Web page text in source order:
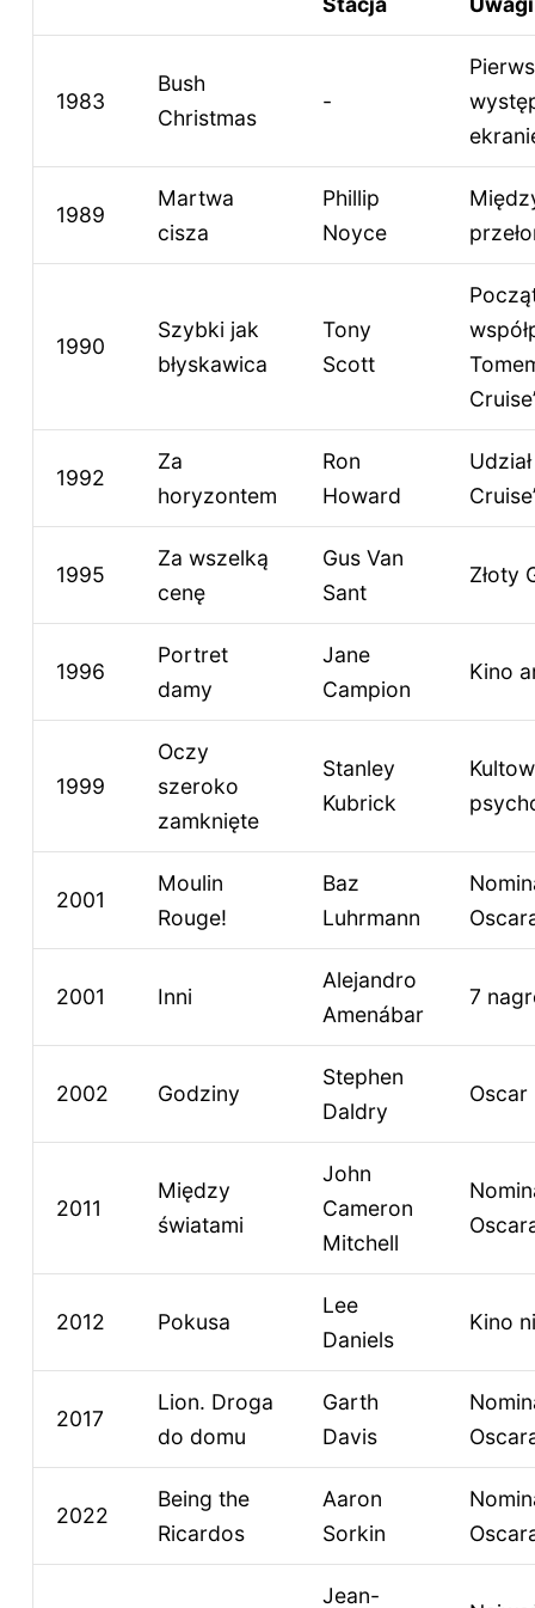
1983
Bush
Christmas
-
1989
Martwa
cisza
Phillip
Noyce
1990
Szybki jak
błyskawica
Tony
Scott
1992
Za
horyzontem
Ron
Howard
1995
Za wszelką
cenę
Gus Van
Sant
Złoty
1996
Portret
damy
Jane
Campion
Kino
1999
Oczy
szeroko
zamknięte
Stanley
Kubrick
2001
Moulin
Rouge!
Baz
Luhrmann
2001 Inni
Alejandro
Amenábar
7
2002 Godziny
Stephen
Daldry
Oscar
2011
Między
światami
John
Cameron
Mitchell
2012 Pokusa
Lee
Daniels
Kino
2017
Lion. Droga
do domu
Garth
Davis
2022
Being the
Ricardos
Aaron
Sorkin
Jean-